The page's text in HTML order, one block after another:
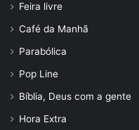
Feira livre
Café da Manhã
Parabólica
Pop Line
Bíblia, Deus com a gente
Hora Extra